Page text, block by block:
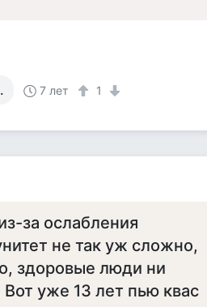
7 лет 1
за ослабления
не так уж сложно,
здоровые люди ни
уже 13 лет пью квас